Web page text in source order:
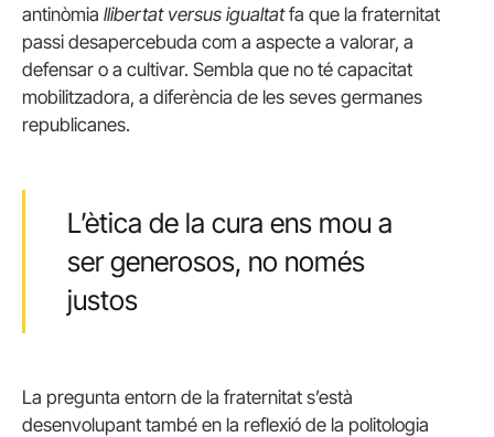
antinòmia llibertat versus igualtatfa que la fraternitat
passi desapercebuda com a aspecte a valorar, a
defensar o a cultivar. Sembla que no té capacitat
mobilitzadora, a diferència de les seves germanes
republicanes.
L’ètica de la cura ens mou a
ser generosos, no només
justos
La pregunta entorn de la fraternitat s’està
desenvolupant també en la reflexió de la politologia